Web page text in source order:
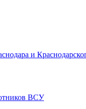
и
ВСУ